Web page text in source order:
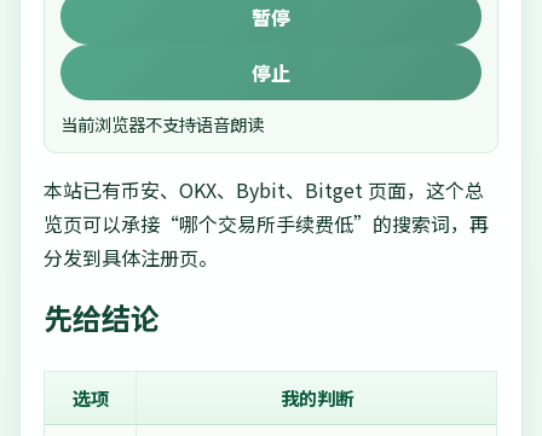
暂停
停止
当前浏览器不支持语音朗读
本站已有币安、OKX、Bybit、Bitget 页面，这个总
览页可以承接“哪个交易所手续费低”的搜索词，再
分发到具体注册页。
先给结论
选项
我的判断